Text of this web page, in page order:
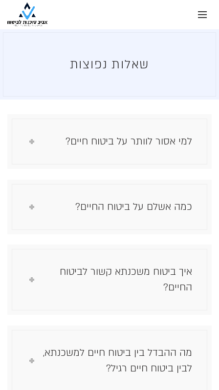
למי אסור לוותר על ביטוח חיים?
כמה אשלם על ביטוח החיים?
איך ביטוח משכנתא קשור לביטוח
החיים?
מה ההבדל בין ביטוח חיים למשכנתא,
לבין ביטוח חיים רגיל?